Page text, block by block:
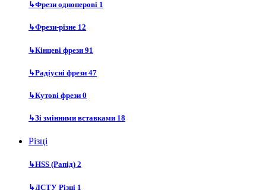
↳Фрези одноперові 1
↳Фрези-різне 12
↳Кінцеві фрези 91
↳Радіусні фрези 47
↳Кутові фрези 0
↳Зі змінними вставками 18
Різці
↳HSS (Рапід) 2
↳ДСТУ Різці 1